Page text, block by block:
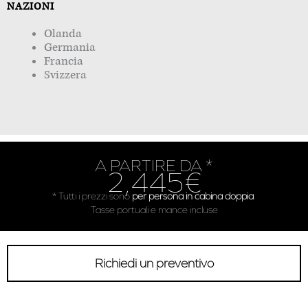
NAZIONI
Olanda
Germania
Francia
Svizzera
A PARTIRE DA *
2,445€
* Tutti i prezzi sono per persona in cabina doppia.
Tasse portuali e mance incluse
Richiedi un preventivo